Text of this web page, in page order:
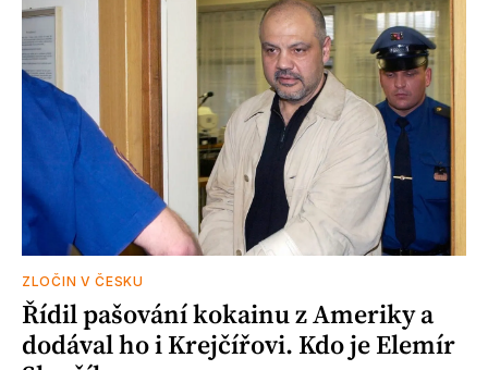
ZLOČIN V ČESKU
Řídil pašování kokainu z Ameriky a
dodával ho i Krejčířovi. Kdo je Elemír